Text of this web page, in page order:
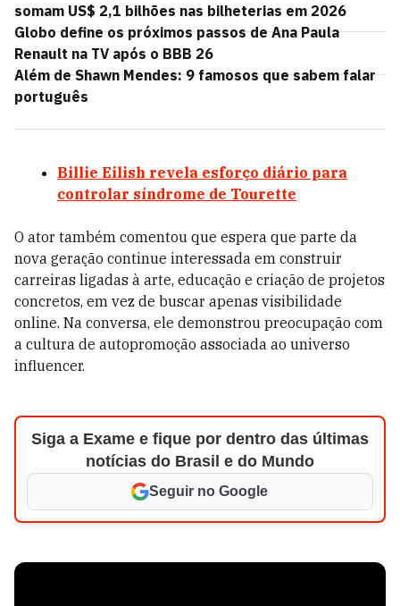
somam US$ 2,1 bilhões nas bilheterias em 2026
Globo define os próximos passos de Ana Paula
Renault na TV após o BBB 26
Além de Shawn Mendes: 9 famosos que sabem falar
português
Billie Eilish revela esforço diário para
controlar síndrome de Tourette
O ator também comentou que espera que parte da
nova geração continue interessada em construir
carreiras ligadas à arte, educação e criação de projetos
concretos, em vez de buscar apenas visibilidade
online. Na conversa, ele demonstrou preocupação com
a cultura de autopromoção associada ao universo
influencer.
Siga a Exame e fique por dentro das últimas
notícias do Brasil e do Mundo
Seguir no Google